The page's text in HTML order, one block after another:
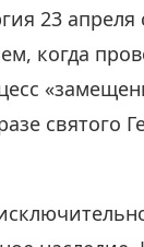
23
когда
святого